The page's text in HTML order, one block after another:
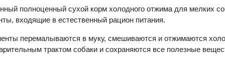
полноценный сухой корм холодного отжима для мелких
входящие в естественный рацион питания.
перемалываются в муку, смешиваются и отжимаются
трактом собаки и сохраняются все полезные